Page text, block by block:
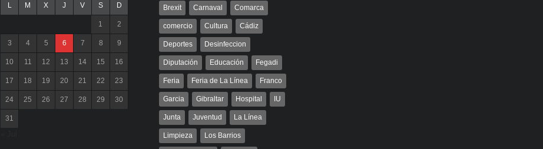
L M X J V S D
1 2
3 4 5 6 7 8 9
10 11 12 13 14 15 16
17 18 19 20 21 22 23
24 25 26 27 28 29 30
31
Brexit Carnaval Comarca
comercio Cultura Cádiz
Deportes Desinfeccion
Diputación Educación Fegadi
Feria Feria de La Línea Franco
Garcia Gibraltar Hospital IU
Junta Juventud La Línea
Limpieza Los Barrios